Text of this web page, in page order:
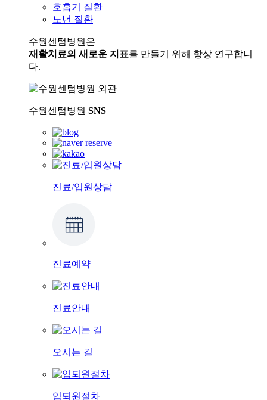
호흡기 질환
노년 질환
수원센텀병원은
재활치료의 새로운 지표를 만들기 위해 항상 연구합니
다.
수원센텀병원 SNS
진료/입원상담
진료예약
진료안내
오시는 길
입퇴원절차